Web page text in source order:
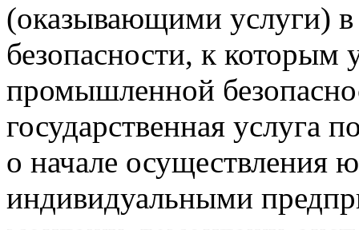
(оказывающими услуги)
безопасности, к которым
промышленной
государственная услуга
о начале осуществления
индивидуальными